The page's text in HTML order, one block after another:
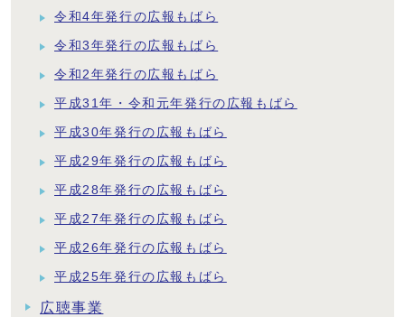
令和4年発行の広報もばら
令和3年発行の広報もばら
令和2年発行の広報もばら
平成31年・令和元年発行の広報もばら
平成30年発行の広報もばら
平成29年発行の広報もばら
平成28年発行の広報もばら
平成27年発行の広報もばら
平成26年発行の広報もばら
平成25年発行の広報もばら
広聴事業